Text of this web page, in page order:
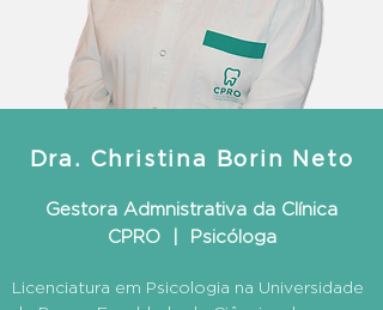
Dra. Christina Borin Neto
Gestora Admnistrativa da Clínica
CPRO | Psicóloga
Licenciatura em Psicologia na Universidade